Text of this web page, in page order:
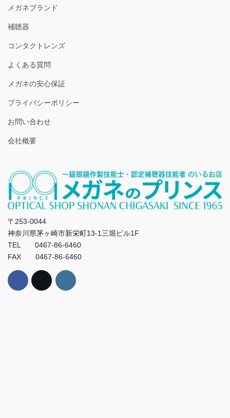
メガネブランド
補聴器
コンタクトレンズ
よくある質問
メガネの安心保証
プライバシーポリシー
お問い合わせ
会社概要
〒253-0044
神奈川県茅ヶ崎市新栄町13-1三堀ビル1F
TEL 0467-86-6460
FAX 0467-86-6460